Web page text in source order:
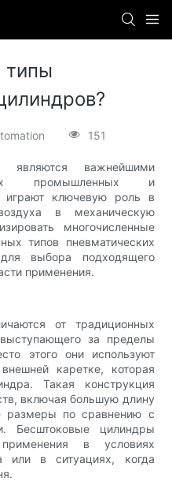
типы
151
являются важнейшими
промышленных и
ключевую роль в
в механическую
многочисленные
типов пневматических
выбора подходящего
применения.
от традиционных
за пределы
этого они используют
каретке, которая
Такая конструкция
включая большую длину
размеры по сравнению с
Бесштоковые цилиндры
в условиях
или в ситуациях, когда